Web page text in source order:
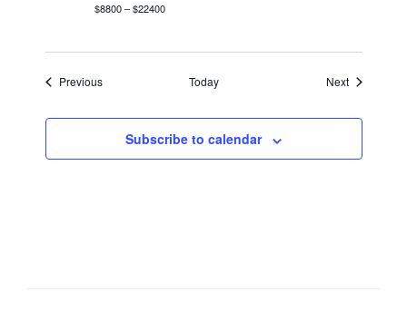
$8800 – $22400
PreviousEvents Today NextEvents
Subscribe to calendar